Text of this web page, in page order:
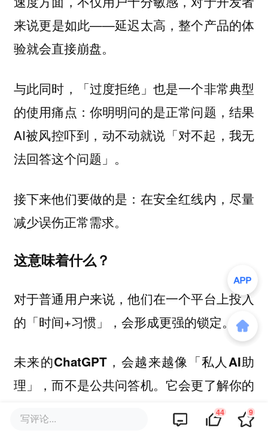
来说更是如此——延迟太高，整个产品的体
验就会直接崩盘。
与此同时，「过度拒绝」也是一个非常典型
的使用痛点：你明明问的是正常问题，结果
AI被风控吓到，动不动就说「对不起，我无
法回答这个问题」。
接下来他们要做的是： 在安全红线内，尽量
减少误伤正常需求。
这意味着什么？
对于普通用户来说，他们在一个平台上投入
的「时间+习惯」，会形成更强的锁定。
未来的ChatGPT，会越来越像「私人AI助
理」，而不是公共问答机。它会更了解你的
偏好、更会「记事」、更像一个长久陪伴的
写评论... 44 9